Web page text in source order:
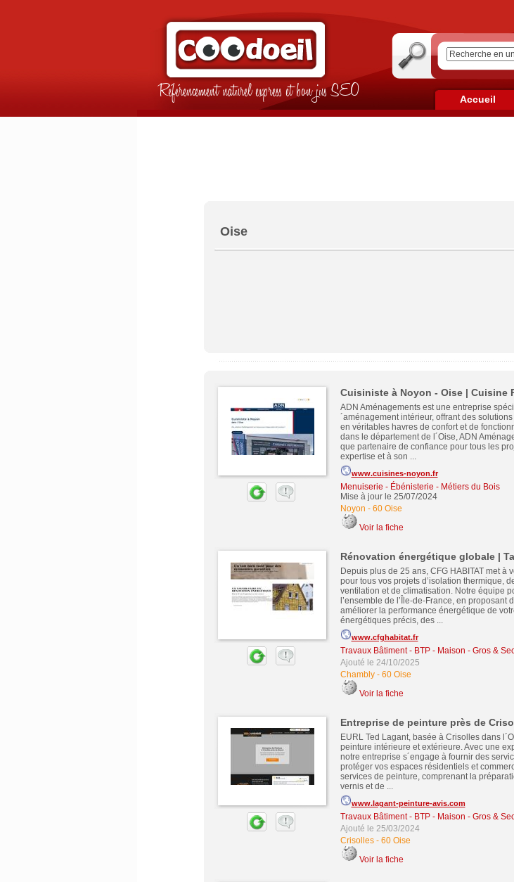
Référencement naturel express et bon jus SEO Accueil
Oise
Cuisiniste à Noyon - Oise | Cuisine
ADN Aménagements est une entreprise
´aménagement intérieur, offrant des
en véritables havres de confort et de
dans le département de l´Oise, ADN
que partenaire de confiance pour tous les
expertise et à son ...
www.cuisines-noyon.fr
Menuiserie - Ébénisterie - Métiers du Bois
Mise à jour le 25/07/2024
Noyon - 60 Oise
Voir la fiche
Rénovation énergétique globale |
Depuis plus de 25 ans, CFG HABITAT met à
pour tous vos projets d’isolation thermique,
ventilation et de climatisation. Notre équipe
l’ensemble de l’Île-de-France, en
améliorer la performance énergétique de
énergétiques précis, des ...
www.cfghabitat.fr
Travaux Bâtiment - BTP - Maison - Gros &
Ajouté le 24/10/2025
Chambly- 60 Oise
Voir la fiche
Entreprise de peinture près de
EURL Ted Lagant, basée à Crisolles dans
peinture intérieure et extérieure. Avec une
notre entreprise s´engage à fournir des
protéger vos espaces résidentiels et
services de peinture, comprenant la
vernis et de ...
www.lagant-peinture-avis.com
Travaux Bâtiment - BTP - Maison - Gros &
Ajouté le 25/03/2024
Crisolles- 60 Oise
Voir la fiche